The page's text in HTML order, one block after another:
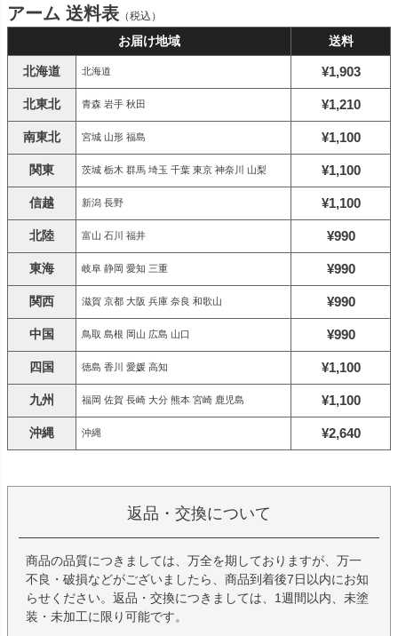
アーム 送料表 （税込）
お届け地域 送料
北海道 北海道 ¥1,903
北東北 青森 岩手 秋田 ¥1,210
南東北 宮城 山形 福島 ¥1,100
関東 茨城 栃木 群馬 埼玉 千葉 東京 神奈川 山梨 ¥1,100
信越 新潟 長野 ¥1,100
北陸 富山 石川 福井 ¥990
東海 岐阜 静岡 愛知 三重 ¥990
関西 滋賀 京都 大阪 兵庫 奈良 和歌山 ¥990
中国 鳥取 島根 岡山 広島 山口 ¥990
四国 徳島 香川 愛媛 高知 ¥1,100
九州 福岡 佐賀 長崎 大分 熊本 宮崎 鹿児島 ¥1,100
沖縄 沖縄 ¥2,640
返品・交換について
商品の品質につきましては、万全を期しておりますが、万一
不良・破損などがございましたら、商品到着後7日以内にお知
らせください。返品・交換につきましては、1週間以内、未塗
装・未加工に限り可能です。